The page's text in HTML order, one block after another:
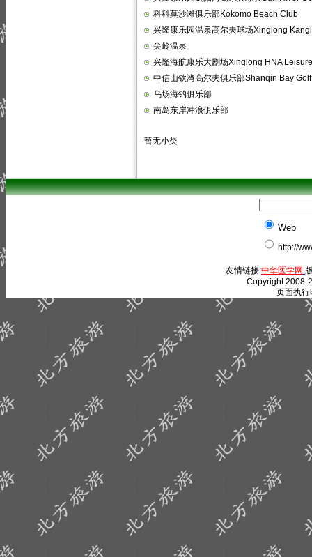
科科莫沙滩俱乐部Kokomo Beach Club
兴隆康乐园温泉高尔夫球场Xinglong
尖岭温泉
兴隆海航康乐大剧场Xinglong HNA
中信山钦湾高尔夫俱乐部Shanqin Bay
乌场海钓俱乐部
南岛东岸冲浪俱乐部
暂无小类
Web
http://
友情链接:中华医学网
Copyright 2008-
页面执